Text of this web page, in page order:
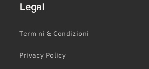
Legal
Termini & Condizioni
Privacy Policy